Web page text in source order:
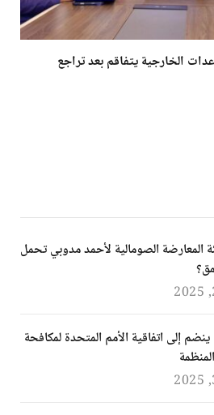
الخارجية يتفاقم بعد تراجع
المعارضة الصومالية لأحمد مدوبي تحمل
إلى اتفاقية الأمم المتحدة لمكافحة